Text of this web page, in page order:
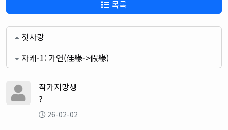
목록
첫사랑
자캐-1: 가연(佳緣->假緣)
작가지망생
?
26-02-02